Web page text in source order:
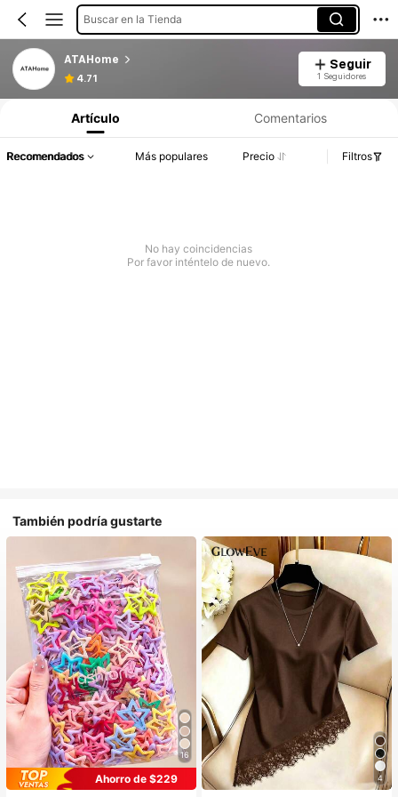
Buscar en la Tienda
ATAHome
4.71
Seguir
1 Seguidores
Artículo Comentarios
Recomendados Más populares Precio Filtros
No hay coincidencias
Por favor inténtelo de nuevo.
También podría gustarte
16
Ahorro de $229
4